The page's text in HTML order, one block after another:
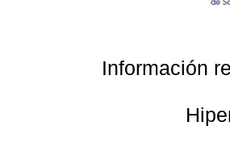
Información